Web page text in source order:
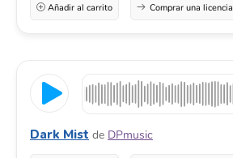
Añadir al carrito Comprar una licencia
Dark Mist de DPmusic